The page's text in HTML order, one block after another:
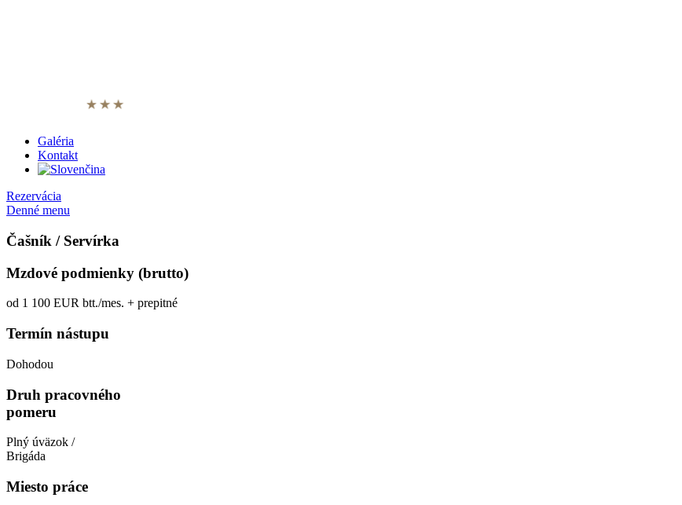
Galéria
Kontakt
Rezervácia
Denné menu
Čašník / Servírka
Mzdové podmienky (brutto)
od 1 100 EUR btt./mes. + prepitné
Termín nástupu
Dohodou
Druh pracovného
pomeru
Plný úväzok /
Brigáda
Miesto práce